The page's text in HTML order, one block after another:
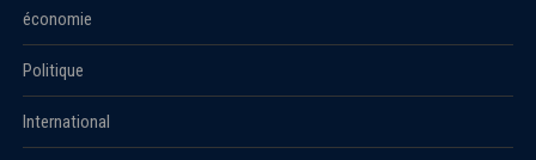
économie
Politique
International